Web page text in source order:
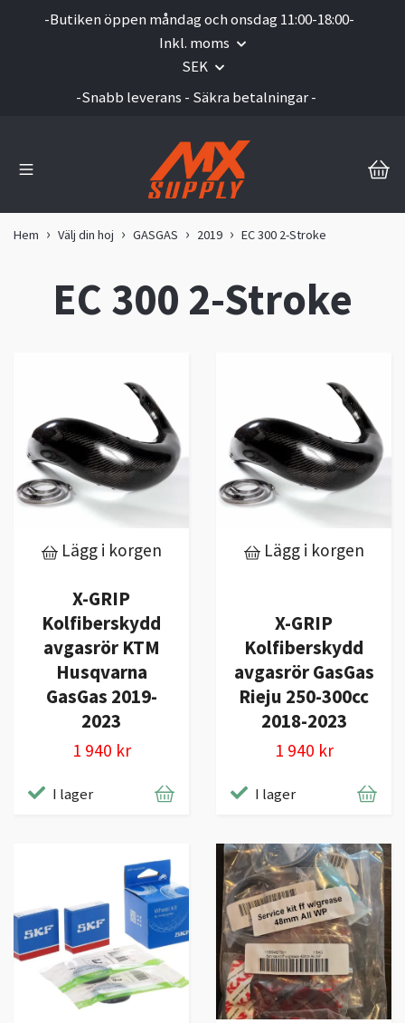
-Butiken öppen måndag och onsdag 11:00-18:00-
Inkl. moms
SEK
-Snabb leverans - Säkra betalningar -
Hem Välj din hoj GASGAS 2019 EC 300 2-Stroke
EC 300 2-Stroke
Lägg i korgen
X-GRIP
Kolfiberskydd
avgasrör KTM
Husqvarna
GasGas 2019-
2023
1 940 kr
I lager
Lägg i korgen
X-GRIP
Kolfiberskydd
avgasrör GasGas
Rieju 250-300cc
2018-2023
1 940 kr
I lager